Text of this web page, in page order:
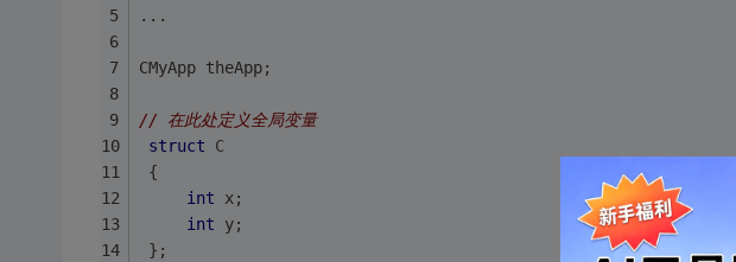
...
CMyApp theApp;
// 在此处定义全局变量
struct
C
{
int x;
int y;
};